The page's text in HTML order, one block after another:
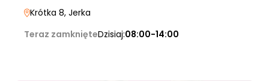
Krótka 8, Jerka
Teraz zamknięteDzisiaj:08:00-14:00